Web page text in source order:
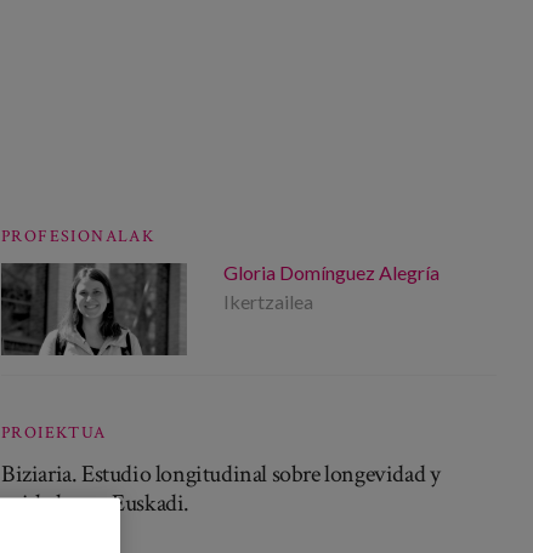
PROFESIONALAK
Gloria Domínguez Alegría
Ikertzailea
PROIEKTUA
Biziaria. Estudio longitudinal sobre longevidad y
cuidados en Euskadi.